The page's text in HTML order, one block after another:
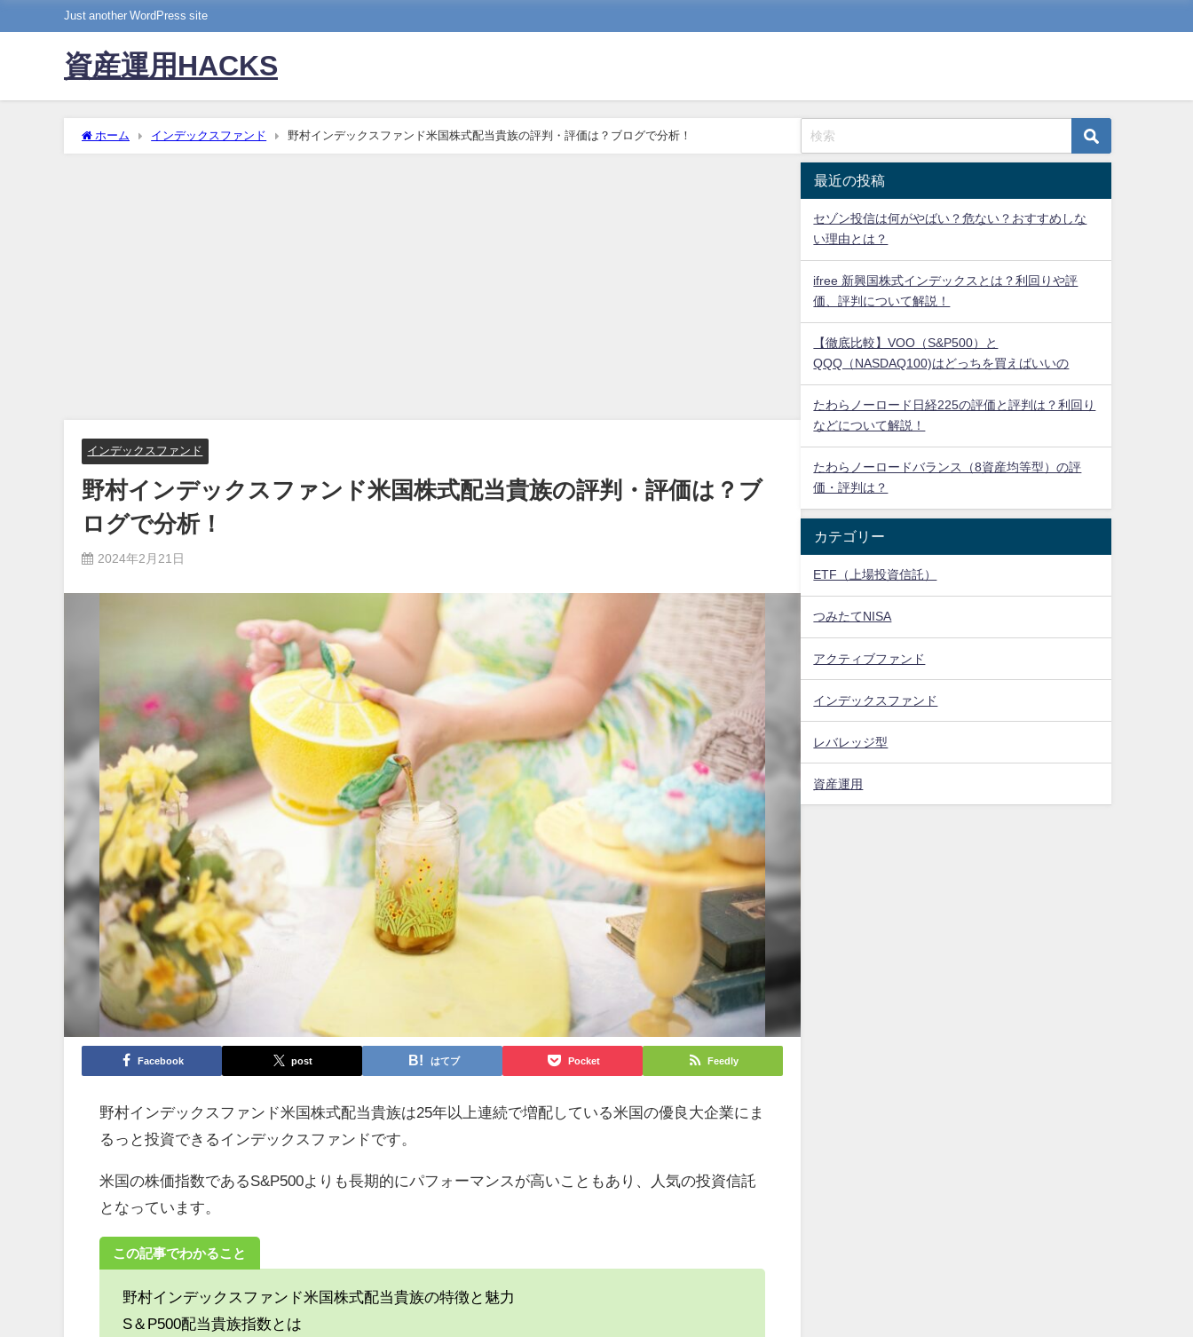
Just another WordPress site
資産運用HACKS
ホーム インデックスファンド 野村インデックスファンド米国株式配当貴族の評判・評価は？ブログで分析！
インデックスファンド
野村インデックスファンド米国株式配当貴族の評判・評価は？ブ
ログで分析！
2024年2月21日
Facebook post はてブ Pocket Feedly
野村インデックスファンド米国株式配当貴族は25年以上連続で増配している米国の優良大企業にま
るっと投資できるインデックスファンドです。
米国の株価指数であるS&P500よりも長期的にパフォーマンスが高いこともあり、人気の投資信託
となっています。
この記事でわかること
野村インデックスファンド米国株式配当貴族の特徴と魅力
S＆P500配当貴族指数とは
最近の投稿
セゾン投信は何がやばい？危ない？おすすめしな
い理由とは？
ifree 新興国株式インデックスとは？利回りや評
価、評判について解説！
【徹底比較】VOO（S&P500）と
QQQ（NASDAQ100)はどっちを買えばいいの
たわらノーロード日経225の評価と評判は？利回り
などについて解説！
たわらノーロードバランス（8資産均等型）の評
価・評判は？
カテゴリー
ETF（上場投資信託）
つみたてNISA
アクティブファンド
インデックスファンド
レバレッジ型
資産運用